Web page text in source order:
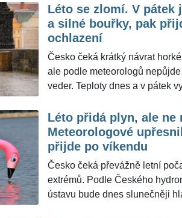
stupňů, podle portálu
Celsia. Jenže horký vzduch se
neohřeje. Přes republiku začne
postupovat studená fronta, na
přeháňky a bouřky, místy i
zmíněného portálu pro
největší riziko se v pátek
Léto se zlomí. V pátek
a silné bouřky, pak
ochlazení
Česko čeká krátký návrat
ale podle meteorologů
veder. Teploty dnes a v pátek
až 33 stupňů Celsia. Současně
přeháňky a bouřky, v pátek
přívalovým deštěm, kroupami a
větru. Meteorologové z portálu
ŽivotvČesku.cz uvedli, že
Moravě budou na delší dobu
počasím, protože v noci na
Léto přidá plyn, ale ne
Meteorologové
přijde po víkendu
Česko čeká převážně letní
extrémů. Podle Českého
ústavu bude dnes slunečněji